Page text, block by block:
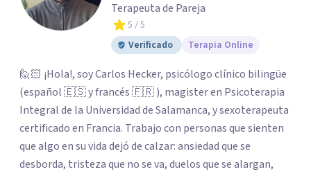
Terapeuta de Pareja
5 / 5
Verificado
Terapia Online
🙋🏻 ¡Hola!, soy Carlos Hecker, psicólogo clínico bilingüe
(español 🇪🇸 y francés 🇫🇷 ), magister en Psicoterapia
Integral de la Universidad de Salamanca, y sexoterapeuta
certificado en Francia. Trabajo con personas que sienten
que algo en su vida dejó de calzar: ansiedad que se
desborda, tristeza que no se va, duelos que se alargan,